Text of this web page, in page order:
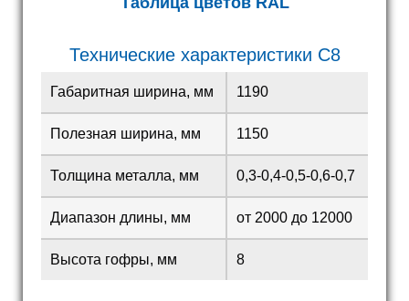
Технические характеристики С8
Габаритная ширина, мм 1190
Полезная ширина, мм 1150
Толщина металла, мм 0,3-0,4-0,5-0,6-0,7
Диапазон длины, мм от 2000 до 12000
Высота гофры, мм 8